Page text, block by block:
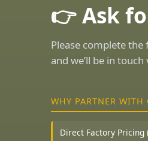
👉 Ask
Please complete
and we’ll be in
WHY PARTNER WITH
Direct Factory Pricing